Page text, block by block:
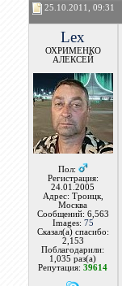
25.10.2011, 09:31
Lex
ОХРИМЕНКО
АЛЕКСЕЙ
Пол:
Регистрация:
24.01.2005
Адрес: Троицк,
Москва
Сообщений: 6,563
Images: 75
Сказал(а) спасибо:
2,153
Поблагодарили:
1,035 раз(а)
Репутация:39614